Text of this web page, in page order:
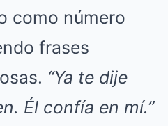
como número
frases
“Ya te dije
Él confía en mí.”